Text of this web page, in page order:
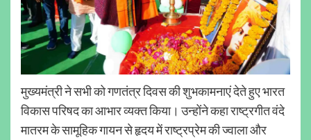
मुख्यमंत्री ने सभी को गणतंत्र दिवस की शुभकामनाएं देते हुए भारत
विकास परिषद का आभार व्यक्त किया। उन्होंने कहा राष्ट्रगीत वंदे
मातरम के सामूहिक गायन से हृदय में राष्ट्रप्रेम की ज्वाला और